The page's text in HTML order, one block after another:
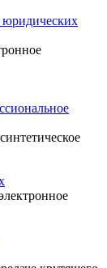
юридических